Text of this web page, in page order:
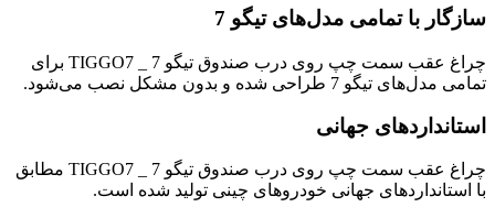
سازگار با تمامی مدل‌های تیگو 7
چراغ عقب سمت چپ روی درب صندوق تیگو 7 _ TIGGO7 برای
تمامی مدل‌های تیگو 7 طراحی شده و بدون مشکل نصب می‌شود.
استانداردهای جهانی
چراغ عقب سمت چپ روی درب صندوق تیگو 7 _ TIGGO7 مطابق
با استانداردهای جهانی خودروهای چینی تولید شده است.